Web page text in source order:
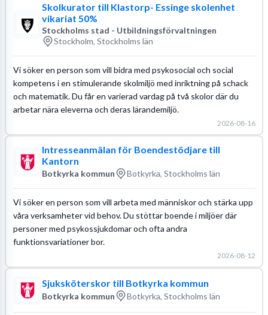
Skolkurator till Klastorp- Essinge skolenhet
vikariat 50%
Stockholms stad - Utbildningsförvaltningen
Stockholm, Stockholms län
Vi söker en person som vill bidra med psykosocial och social
kompetens i en stimulerande skolmiljö med inriktning på schack
och matematik. Du får en varierad vardag på två skolor där du
arbetar nära eleverna och deras lärandemiljö.
2026-08-16
Intresseanmälan för Boendestödjare till
Kantorn
Botkyrka kommun Botkyrka, Stockholms län
Vi söker en person som vill arbeta med människor och stärka upp
våra verksamheter vid behov. Du stöttar boende i miljöer där
personer med psykossjukdomar och ofta andra
funktionsvariationer bor.
2026-08-12
Sjuksköterskor till Botkyrka kommun
Botkyrka kommun Botkyrka, Stockholms län